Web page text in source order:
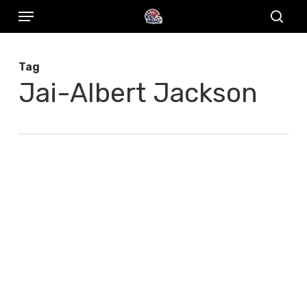
Skip
content
Menu
Tag
Jai-Albert Jackson